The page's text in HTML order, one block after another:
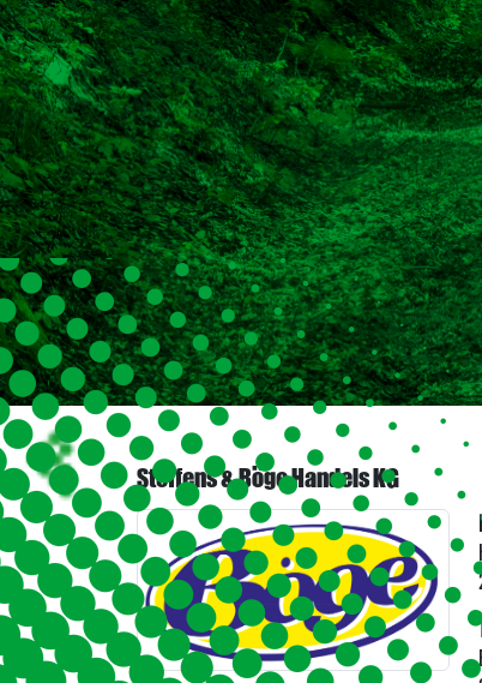
Steffens & Böge Handels KG